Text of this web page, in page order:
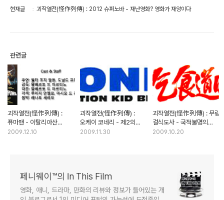
현재글 괴작열전(怪作列傳) : 2012 슈퍼노바 - 재난영화? 영화가 재앙이다
관련글
괴작열전(怪作列傳) :
퓨마맨 - 이탈리아산
슈퍼히어로의 비애
2009.12.10
괴작열전(怪作列傳) :
오케이 코네리 - 제2의
제임스 본드가 될 뻔한 닐
2009.11.30
괴작열전(怪作列傳) : 무림
걸식도사 - 국적불명의
권격영화 시대를 추억하다
2009.10.20
페니웨이™의 In This Film
영화, 애니, 드라마, 만화의 리뷰와 정보가 들어있는 개